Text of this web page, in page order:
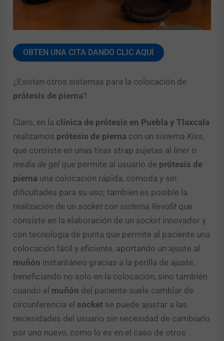
OBTEN UNA CITA DANDO CLIC AQUÍ
¿Existen otros sistemas para la colocación de
prótesis de pierna?
Claro, en la clínica de prótesis en Puebla y Tlaxcala
realizamos prótesis de pierna con un sistema Kiss,
que consiste en unas tiras strap sujetas alliner o
media de gel que permite al usuario de prótesis de
pierna una colocación rápida, cómoda y sin
dificultades para su uso; también es posible la
realización de un socket con sistema Revofit que
consiste en la elaboración de un socket innovador y
con tecnología de punta que permite al paciente una
colocación fácil y eficiente, aportando un ajuste al
muñón instantáneo gracias a la perilla de ajuste,
beneficiando no solo en la colocación, sino también
cuando el muñón del paciente suele cambiar de
circunferencia el socket se puede ajustar a las
necesidades del usuario sin necesidad de cambiarlo
por uno nuevo, como lo es en el caso de otros